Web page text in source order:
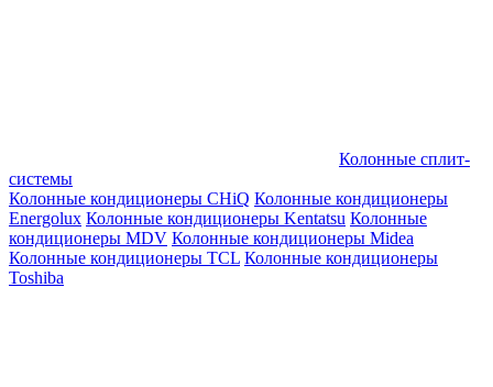
Колонные сплит-
системы
Колонные кондиционеры CHiQ Колонные кондиционеры
Energolux Колонные кондиционеры Kentatsu Колонные
кондиционеры MDV Колонные кондиционеры Midea
Колонные кондиционеры TCL Колонные кондиционеры
Toshiba